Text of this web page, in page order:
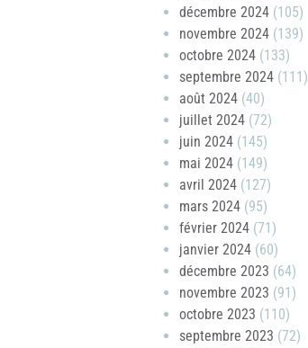
décembre 2024 (105)
novembre 2024 (139)
octobre 2024 (133)
septembre 2024 (111)
août 2024 (40)
juillet 2024 (72)
juin 2024 (145)
mai 2024 (149)
avril 2024 (127)
mars 2024 (95)
février 2024 (71)
janvier 2024 (60)
décembre 2023 (64)
novembre 2023 (91)
octobre 2023 (110)
septembre 2023 (72)